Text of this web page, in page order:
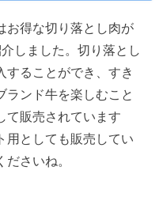
お得な切り落とし肉が
しました。切り落とし
することができ、すき
ランド牛を楽しむこと
て販売されています
用としても販売してい
さいね。